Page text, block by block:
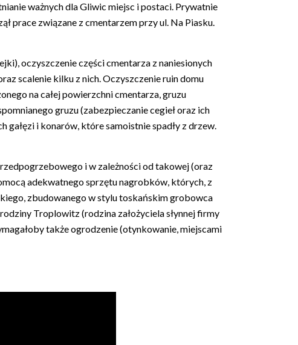
ważnych dla Gliwic miejsc i postaci. Prywatnie
prace związane z cmentarzem przy ul. Na Piasku.
oczyszczenie części cmentarza z naniesionych
scalenie kilku z nich. Oczyszczenie ruin domu
na całej powierzchni cmentarza, gruzu
gruzu (zabezpieczanie cegieł oraz ich
i konarów, które samoistnie spadły z drzew.
i w zależności od takowej (oraz
adekwatnego sprzętu nagrobków, których, z
zbudowanego w stylu toskańskim grobowca
Troplowitz (rodzina założyciela słynnej firmy
także ogrodzenie (otynkowanie, miejscami